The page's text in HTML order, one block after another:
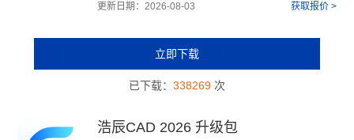
更新日期：2026-08-03
获取报价 >
立即下载
已下载： 338269次
浩辰CAD 2026 升级包